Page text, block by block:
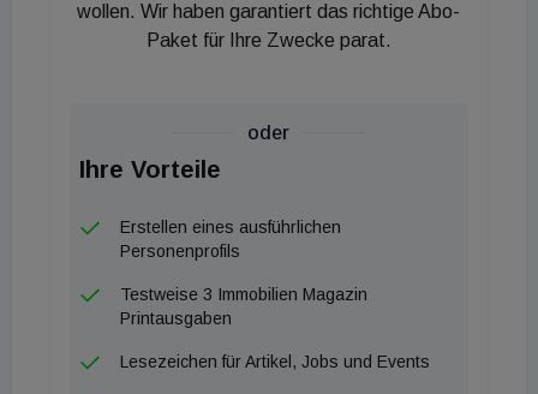
wollen. Wir haben garantiert das richtige Abo-
Paket für Ihre Zwecke parat.
oder
Ihre Vorteile
Erstellen eines ausführlichen
Personenprofils
Testweise 3 Immobilien Magazin
Printausgaben
Lesezeichen für Artikel, Jobs und Events